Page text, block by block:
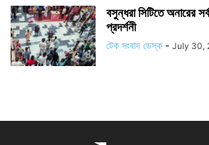
বসুন্ধরা সিটিতে অনারের
প্রদর্শনী
টেক সংবাদ ডেস্ক - July 30,